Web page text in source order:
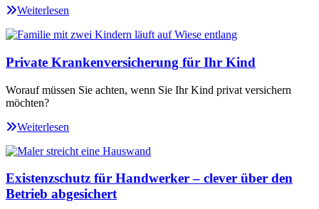
Weiterlesen
Private Krankenversicherung für Ihr Kind
Worauf müssen Sie achten, wenn Sie Ihr Kind privat versichern
möchten?
Weiterlesen
Existenzschutz für Handwerker – clever über den
Betrieb abgesichert